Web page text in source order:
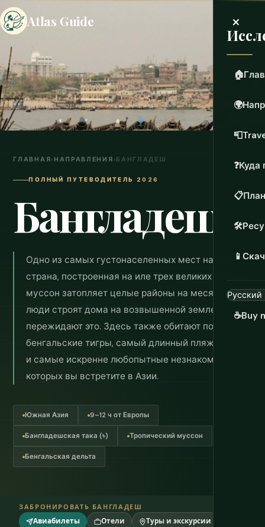
Atlas Guide ×
🏠
🌍
📮
❓Куда
📋
🛠️
📱
☕Buy
ГЛАВНАЯ›НАПРАВЛЕНИЯ ›БАНГЛАДЕШ
ПОЛНЫЙ ПУТЕВОДИТЕЛЬ 2026
Бангладеш
Одно из самых густонаселенных мест на земле,
страна, построенная на иле трех великих рек, где
муссон затопляет целые районы на месяцы, а
люди строят дома на возвышенной земле и
пережидают это. Здесь также обитают последние
бенгальские тигры, самый длинный пляж в мире
и самые искренне любопытные незнакомцы,
которых вы встретите в Азии.
Южная Азия 9–12 ч от Европы
Бангладешская така (৳) Тропический муссон
Бенгальская дельта
ЗАБРОНИРОВАТЬ БАНГЛАДЕШ
Авиабилеты Отели
Туры и экскурсии